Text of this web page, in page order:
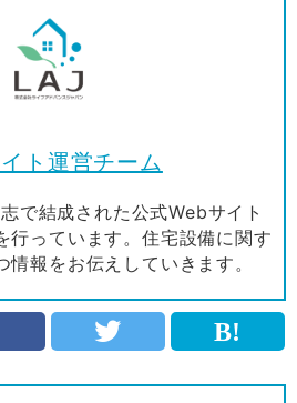
ト運営チーム
で結成された公式Webサイト
行っています。住宅設備に関す
情報をお伝えしていきます。